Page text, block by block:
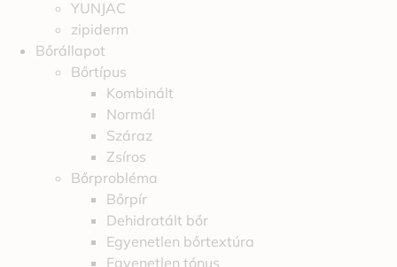
YUNJAC
zipiderm
Bőrállapot
Bőrtípus
Kombinált
Normál
Száraz
Zsíros
Bőrprobléma
Bőrpír
Dehidratált bőr
Egyenetlen bőrtextúra
Egyenetlen tónus